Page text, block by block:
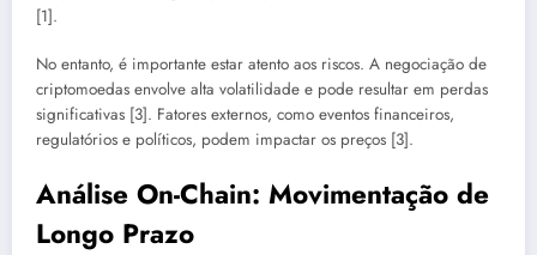
[1].
No entanto, é importante estar atento aos riscos. A negociação de
criptomoedas envolve alta volatilidade e pode resultar em perdas
significativas [3]. Fatores externos, como eventos financeiros,
regulatórios e políticos, podem impactar os preços [3].
Análise On-Chain: Movimentação de
Longo Prazo